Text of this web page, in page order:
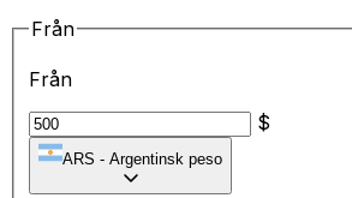
Från
Från
$
ARS - Argentinsk peso